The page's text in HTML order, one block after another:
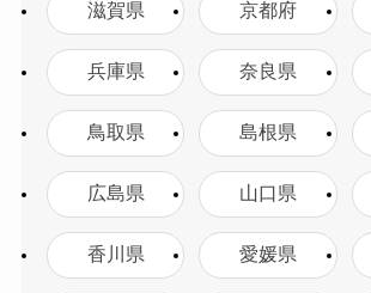
滋賀県 京都府
兵庫県 奈良県
鳥取県 島根県
広島県 山口県
香川県 愛媛県